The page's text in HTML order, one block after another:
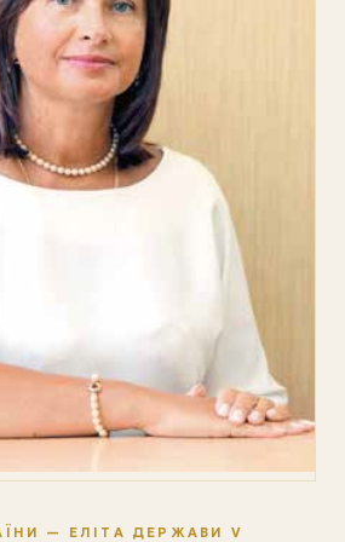
— ЕЛІТА ДЕРЖАВИ V